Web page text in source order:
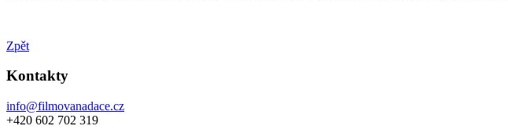
Zpět
Kontakty
info@filmovanadace.cz
+420 602 702 319